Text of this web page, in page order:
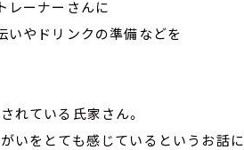
レーナーさんに
いやドリンクの準備などを
れている氏家さん。
いをとても感じているというお話に